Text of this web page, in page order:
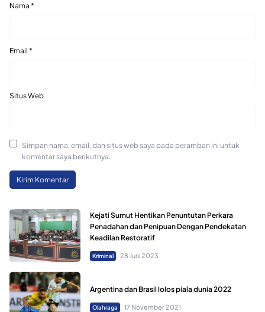
Nama *
Email *
Situs Web
Simpan nama, email, dan situs web saya pada peramban ini untuk
komentar saya berikutnya.
Kejati Sumut Hentikan Penuntutan Perkara
Penadahan dan Penipuan Dengan Pendekatan
Keadilan Restoratif
Kriminal 28 Juni 2023
Argentina dan Brasil lolos piala dunia 2022
Olahraga 17 November 2021